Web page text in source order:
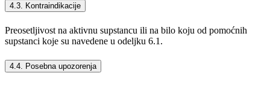
4.3. Kontraindikacije
Preosetljivost na aktivnu supstancu ili na bilo koju od pomoćnih
supstanci koje su navedene u odeljku 6.1.
4.4. Posebna upozorenja